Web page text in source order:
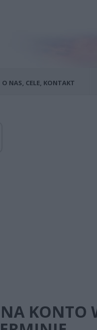
O NAS, CELE, KONTAKT
KONTO